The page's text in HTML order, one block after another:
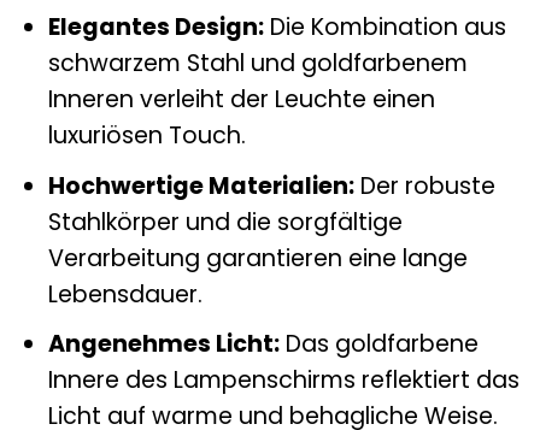
Elegantes Design:Die Kombination aus
schwarzem Stahl und goldfarbenem
Inneren verleiht der Leuchte einen
luxuriösen Touch.
Hochwertige Materialien:Der robuste
Stahlkörper und die sorgfältige
Verarbeitung garantieren eine lange
Lebensdauer.
Angenehmes Licht:Das goldfarbene
Innere des Lampenschirms reflektiert das
Licht auf warme und behagliche Weise.